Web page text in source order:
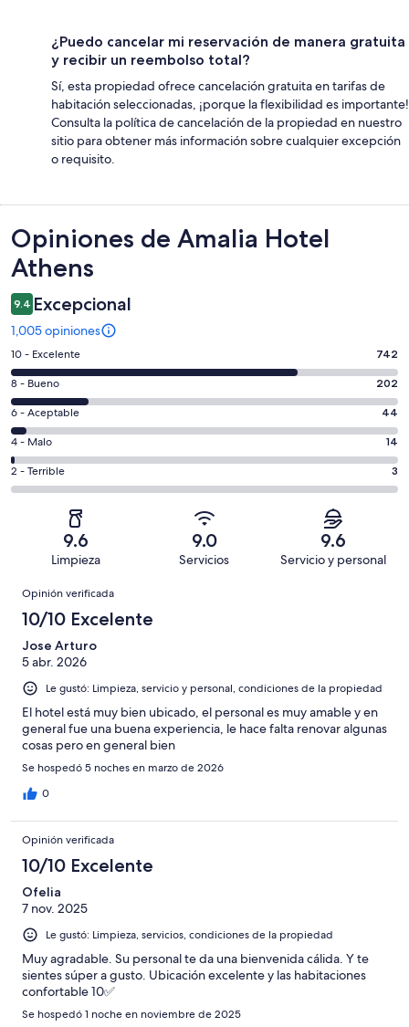
¿Puedo cancelar mi reservación de manera gratuita
y recibir un reembolso total?
Sí, esta propiedad ofrece cancelación gratuita en tarifas de
habitación seleccionadas, ¡porque la flexibilidad es importante!
Consulta la política de cancelación de la propiedad en nuestro
sitio para obtener más información sobre cualquier excepción
o requisito.
Opiniones
Opiniones de Amalia Hotel
Athens
9.4 Excepcional
1,005 opiniones
Puntuación
de
10,
es
decir,
Excelente.
Basada
en
opiniones
10 - Excelente 742
Puntuación
de
8,
es
decir,
Bueno.
opiniones
8 - Bueno 202
Puntuación
de
6,
es
decir,
Aceptable.
de
1005
opiniones
6 - Aceptable 44
Puntuación
de
4,
Basada
14
de
opiniones
4 - Malo 14
Puntuación
de
Terrible.
Basada
de
1005
opiniones
2 - Terrible 3
9.6
Limpieza
9.0
Servicios
9.6
Servicio y personal
Opiniones
Opinión verificada
10/10 Excelente
Jose Arturo
5 abr. 2026
Le gustó: Limpieza, servicio y personal, condiciones de la propiedad
El hotel está muy bien ubicado, el personal es muy amable y en
general fue una buena experiencia, le hace falta renovar algunas
cosas pero en general bien
Se hospedó 5 noches en marzo de 2026
0
Opinión verificada
10/10 Excelente
Ofelia
7 nov. 2025
Le gustó: Limpieza, servicios, condiciones de la propiedad
Muy agradable. Su personal te da una bienvenida cálida. Y te
sientes súper a gusto. Ubicación excelente y las habitaciones
confortable 10✅
Se hospedó 1 noche en noviembre de 2025